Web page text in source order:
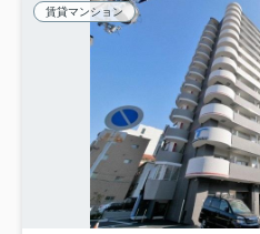
賃貸マンション